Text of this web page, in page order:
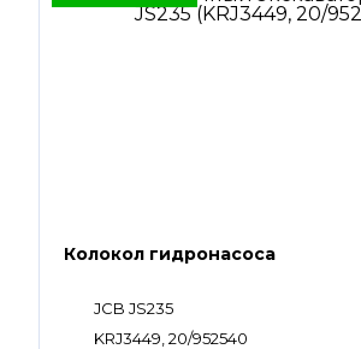
Колокол гидронасоса
JCB JS235
KRJ3449, 20/952540